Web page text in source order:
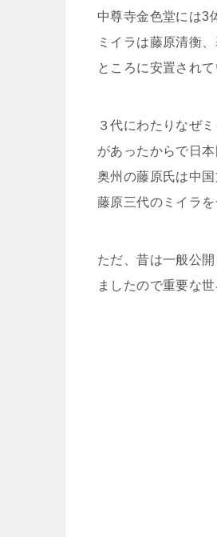
中尊寺金色堂には3
ミイラは藤原清衡
ところに安置されて
３代にわたりなぜ
があったからで日
奥州の藤原氏は中
藤原三代のミイラ
ただ、昔は一般公
ましたので重要な